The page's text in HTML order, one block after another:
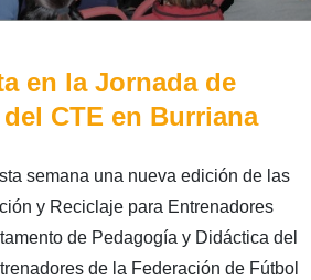
en la Jornada de
CTE en Burriana
semana una nueva edición de las
y Reciclaje para Entrenadores
de Pedagogía y Didáctica del
de la Federación de Fútbol